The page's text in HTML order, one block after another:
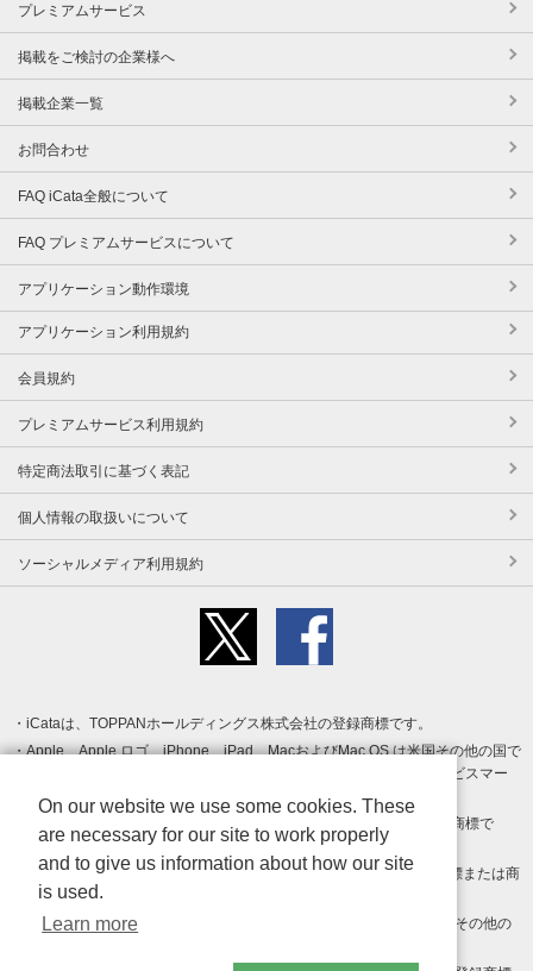
プレミアムサービス
掲載をご検討の企業様へ
掲載企業一覧
お問合わせ
FAQ iCata全般について
FAQ プレミアムサービスについて
アプリケーション動作環境
アプリケーション利用規約
会員規約
プレミアムサービス利用規約
特定商法取引に基づく表記
個人情報の取扱いについて
ソーシャルメディア利用規約
iCataは、TOPPANホールディングス株式会社の登録商標です。
Apple、Apple ロゴ、iPhone、iPad、MacおよびMac OS は米国その他の国で
登録された Apple Inc. の商標です。App Store は Apple Inc. のサービスマー
クです。
Android、Google Play および Google Play ロゴ は Google LLC の商標で
す。
Windows は Microsoft Inc.の米国およびその他の国における登録商標または商
標です。
Adobe、Adobe Reader、Adobe PDF は、Adobe Inc.の米国およびその他の
On our website we use some cookies. These
are necessary for our site to work properly
and to give us information about how our site
is used.
Learn more